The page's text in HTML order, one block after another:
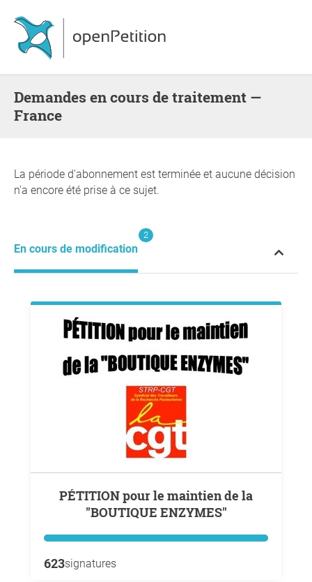
Demandes en cours de traitement —
France
La période d'abonnement est terminée et aucune décision
n'a encore été prise à ce sujet.
En cours de modification
2
PÉTITION pour le maintien de la
"BOUTIQUE ENZYMES"
623signatures